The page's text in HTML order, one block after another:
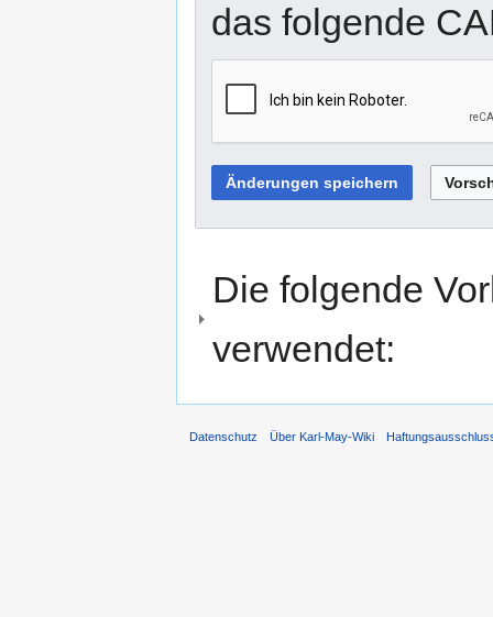
das folgende
Die folgende
verwendet:
Datenschutz Über Karl-May-Wiki